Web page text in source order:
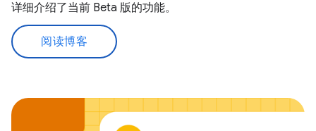
详细介绍了当前 Beta 版的功能。
阅读博客